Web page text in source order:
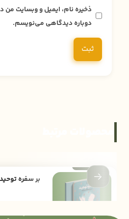
ذخیره نام، ایمیل و وبسایت من
دوباره دیدگاهی می‌نویسم.
بر سفره توحید
تومان